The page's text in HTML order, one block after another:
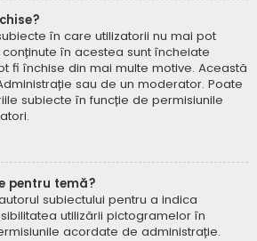
în care utilizatorii nu mai pot
în acestea sunt încheiate
fi închise din mai multe motive. Această
sau de un moderator. Poate
subiecte în funcție de permisiunile
pentru temă?
subiectului pentru a indica
utilizării pictogramelor în
acordate de administrație.